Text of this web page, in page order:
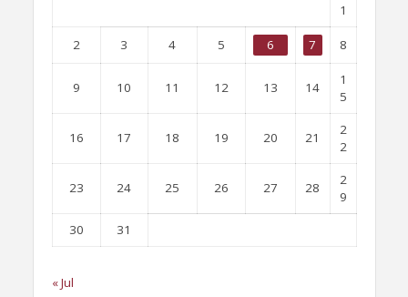
1
2 3 4 5 6 7 8
9 10 11 12 13 14
1
5
16 17 18 19 20 21
2
2
23 24 25 26 27 28
2
9
30
31
« Jul